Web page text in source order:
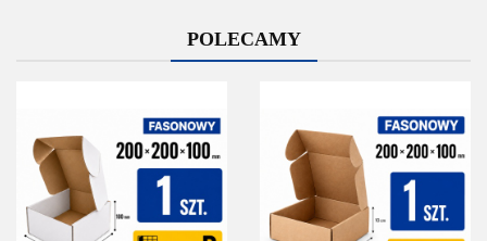
Średnia
Do końca promocji
pozostało
promocji
pozostało
POLECAMY